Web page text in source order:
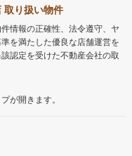
取り扱い物件
情報の正確性、法令遵守、ヤ
を満たした優良な店舗運営を
認定を受けた不動産会社の取
が開きます。